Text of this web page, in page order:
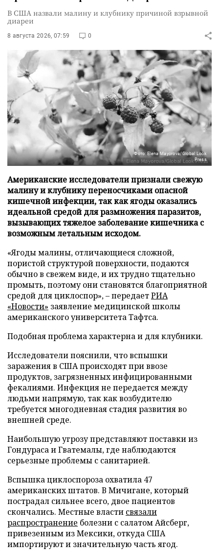
В США назвали малину и клубнику причиной взрывной
диареи
8 августа 2026, 07:59 0
Фото: Elena Mayorova/Global Look
Press
Американские исследователи признали свежую
малину и клубнику переносчиками опасной
кишечной инфекции, так как ягоды оказались
идеальной средой для размножения паразитов,
вызывающих тяжелое заболевание кишечника с
возможным летальным исходом.
«Ягоды малины, отличающиеся сложной,
пористой структурой поверхности, подаются
обычно в свежем виде, и их трудно тщательно
промыть, поэтому они становятся благоприятной
средой для циклоспор», – передаетРИА
«Новости» заявление медицинской школы
американского университета Тафтса.
Подобная проблема характерна и для клубники.
Исследователи пояснили, что вспышки
заражения в США происходят при ввозе
продуктов, загрязненных инфицированными
фекалиями. Инфекция не передается между
людьми напрямую, так как возбудителю
требуется многодневная стадия развития во
внешней среде.
Наибольшую угрозу представляют поставки из
Гондураса и Гватемалы, где наблюдаются
серьезные проблемы с санитарией.
Вспышка циклоспороза охватила 47
американских штатов. В Мичигане, который
пострадал сильнее всего, двое пациентов
скончались. Местные власти связали
распространение болезни с салатом Айсберг,
привезенным из Мексики, откуда США
импортируют и значительную часть ягод.